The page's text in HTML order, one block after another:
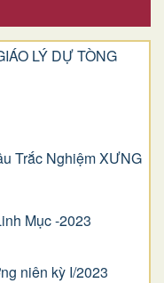
LÝ DỰ TÒNG
Trắc Nghiệm XƯNG
Mục -2023
niên kỳ I/2023